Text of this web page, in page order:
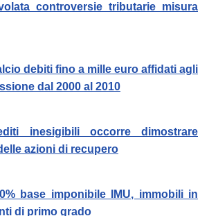
controversie tributarie misura
debiti fino a mille euro affidati agli
dal 2000 al 2010
inesigibili occorre dimostrare
azioni di recupero
base imponibile IMU, immobili in
di primo grado